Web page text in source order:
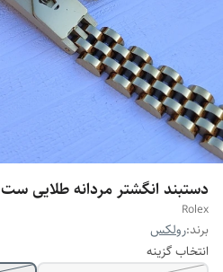
دستبند انگشتر مردانه طلایی ست
Rolex
برند:رولکس
انتخاب گزینه